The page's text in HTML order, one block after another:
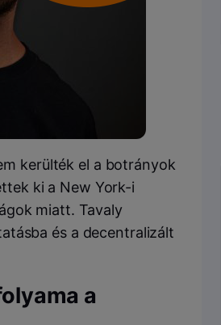
kerülték el a botrányok
ki a New York-i
miatt. Tavaly
és a decentralizált
a